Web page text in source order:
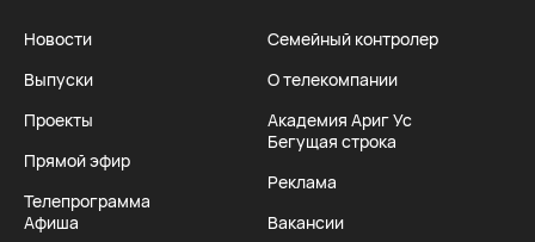
Новости
Выпуски
Проекты
Прямой эфир
Телепрограмма
Афиша
Семейный контролер
О телекомпании
Академия Ариг Ус
Бегущая строка
Реклама
Вакансии